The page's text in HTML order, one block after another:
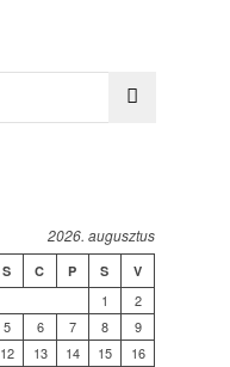
2026. augusztus
S C P S V
1
2
5 6 7 8
9
12 13 14 15
16